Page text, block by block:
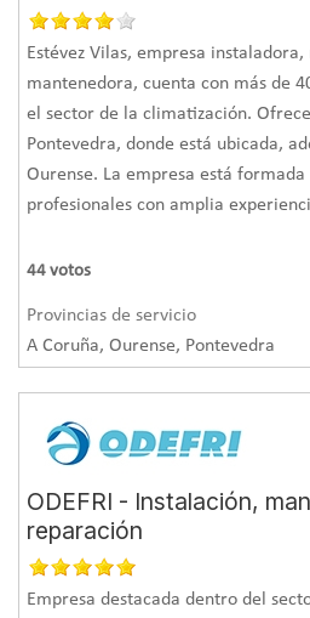
tanto en calefacción como en
escasamente superior al de una
convencional.
Realmente éste es un cliente que
satisfecho en todos los aspectos.
Estévez Vilas, empresa
mantenedora, cuenta con más de
el sector de la climatización.
Pontevedra, donde está ubicada,
Ourense. La empresa está
profesionales con amplia experienci
44 votos
Provincias de servicio
A Coruña, Ourense, Pontevedra
ODEFRI - Instalación,
reparación
Empresa destacada dentro del